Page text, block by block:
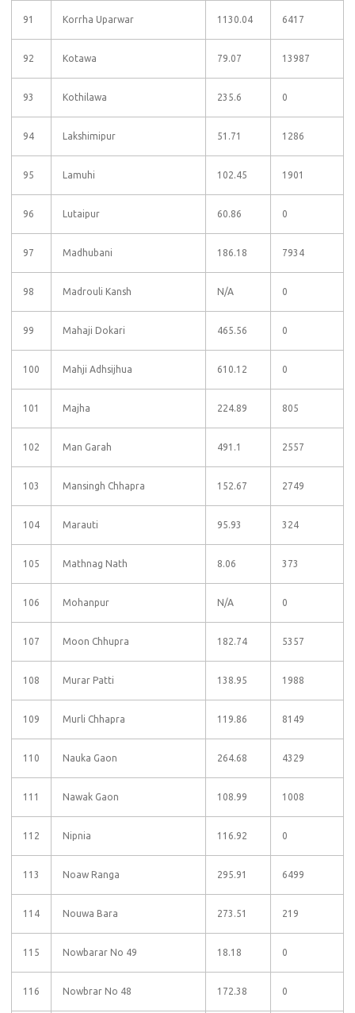
91 Korrha Uparwar 1130.04 6417
92 Kotawa 79.07 13987
93 Kothilawa 235.6 0
94 Lakshimipur 51.71 1286
95 Lamuhi 102.45 1901
96 Lutaipur 60.86 0
97 Madhubani 186.18 7934
98 Madrouli Kansh N/A 0
99 Mahaji Dokari 465.56 0
100 Mahji Adhsijhua 610.12 0
101 Majha 224.89 805
102 Man Garah 491.1 2557
103 Mansingh Chhapra 152.67 2749
104 Marauti 95.93 324
105 Mathnag Nath 8.06 373
106 Mohanpur N/A 0
107 Moon Chhupra 182.74 5357
108 Murar Patti 138.95 1988
109 Murli Chhapra 119.86 8149
110 Nauka Gaon 264.68 4329
111 Nawak Gaon 108.99 1008
112 Nipnia 116.92 0
113 Noaw Ranga 295.91 6499
114 Nouwa Bara 273.51 219
115 Nowbarar No 49 18.18 0
116 Nowbrar No 48 172.38 0